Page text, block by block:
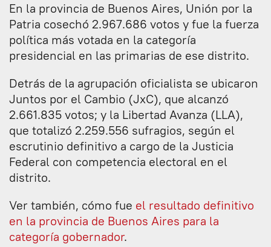
En la provincia de Buenos Aires, Unión por la
Patria cosechó 2.967.686 votos y fue la fuerza
política más votada en la categoría
presidencial en las primarias de ese distrito.
Detrás de la agrupación oficialista se ubicaron
Juntos por el Cambio (JxC), que alcanzó
2.661.835 votos; y la Libertad Avanza (LLA),
que totalizó 2.259.556 sufragios, según el
escrutinio definitivo a cargo de la Justicia
Federal con competencia electoral en el
distrito.
Ver también, cómo fue el resultado definitivo
en la provincia de Buenos Aires para la
categoría gobernador.